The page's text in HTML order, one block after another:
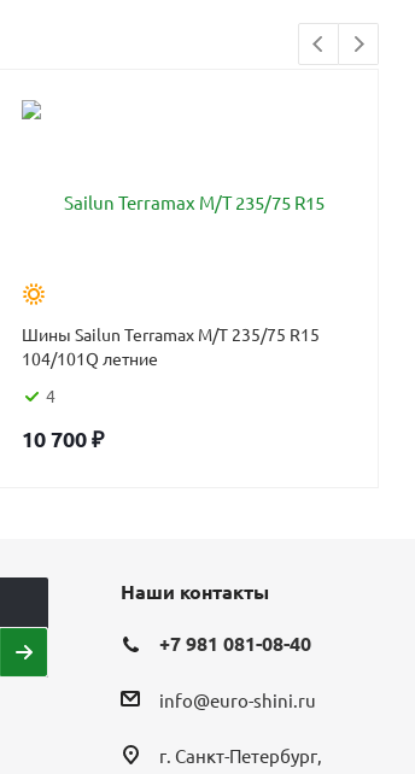
Шины Sailun Terramax M/T 235/75 R15
104/101Q летние
4
10 700₽
Наши контакты
+7 981 081-08-40
info@euro-shini.ru
г. Санкт-Петербург,